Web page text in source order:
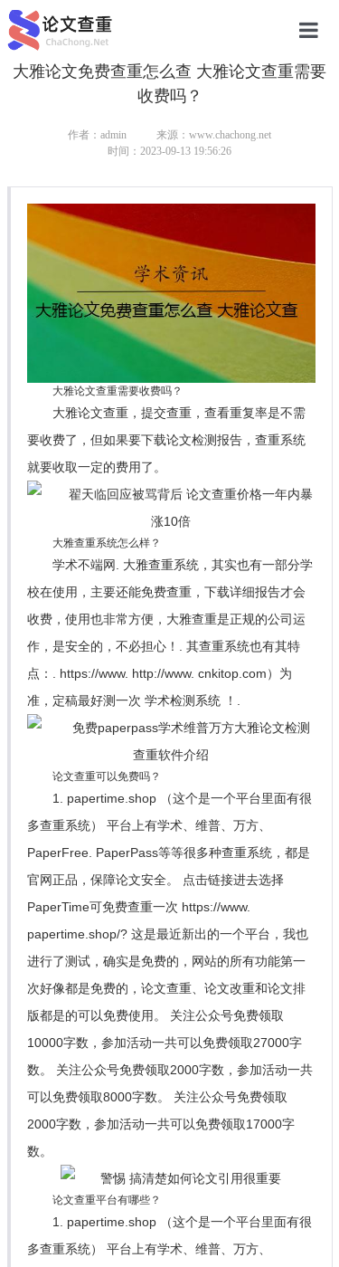
网站首页
本科论文
博士论文
大雅论文免费查重怎么查 大雅论文查重需要
收费吗？
作者：admin
来源：www.chachong.net
时间：2023-09-13 19:56:26
大雅论文查重需要收费吗？
大雅论文查重，提交查重，查看重复率是不需
要收费了，但如果要下载论文检测报告，查重系统
就要收取一定的费用了。
大雅查重系统怎么样？
学术不端网. 大雅查重系统，其实也有一部分学
校在使用，主要还能免费查重，下载详细报告才会
收费，使用也非常方便，大雅查重是正规的公司运
作，是安全的，不必担心！. 其查重系统也有其特
点：. https://www. http://www. cnkitop.com）为
准，定稿最好测一次 学术检测系统 ！.
论文查重可以免费吗？
1. papertime.shop （这个是一个平台里面有很
多查重系统） 平台上有学术、维普、万方、
PaperFree. PaperPass等等很多种查重系统，都是
官网正品，保障论文安全。 点击链接进去选择
PaperTime可免费查重一次 https://www.
papertime.shop/? 这是最近新出的一个平台，我也
进行了测试，确实是免费的，网站的所有功能第一
次好像都是免费的，论文查重、论文改重和论文排
版都是的可以免费使用。 关注公众号免费领取
10000字数，参加活动一共可以免费领取27000字
数。 关注公众号免费领取2000字数，参加活动一共
可以免费领取8000字数。 关注公众号免费领取
2000字数，参加活动一共可以免费领取17000字
数。
论文查重平台有哪些？
1. papertime.shop （这个是一个平台里面有很
多查重系统） 平台上有学术、维普、万方、